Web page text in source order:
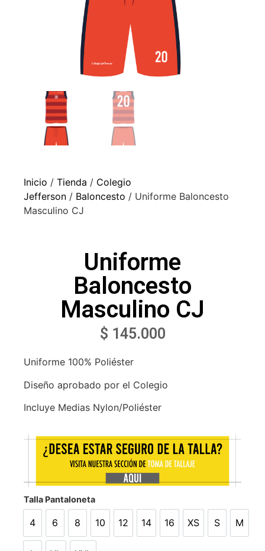
Inicio / Tienda / Colegio
Jefferson / Baloncesto / Uniforme Baloncesto
Masculino CJ
Uniforme
Baloncesto
Masculino CJ
$ 145.000
Uniforme 100% Poliéster
Diseño aprobado por el Colegio
Incluye Medias Nylon/Poliéster
Talla Pantaloneta
4 6 8
8
10 12 14 16 XS
XS
S
S
M